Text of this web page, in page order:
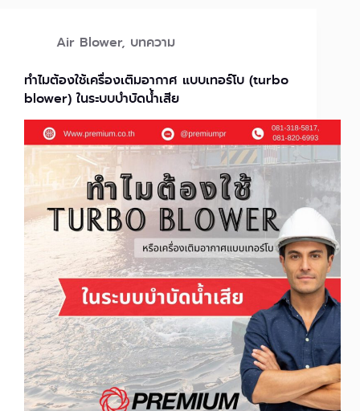
Air Blower, บทความ
ทำไมต้องใช้เครื่องเติมอากาศ แบบเทอร์โบ (turbo
blower) ในระบบบำบัดน้ำเสีย